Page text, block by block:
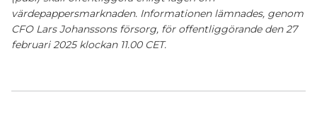
värdepappersmarknaden. Informationen lämnades, genom
CFO Lars Johanssons försorg, för offentliggörande den 27
februari 2025 klockan 11.00 CET.